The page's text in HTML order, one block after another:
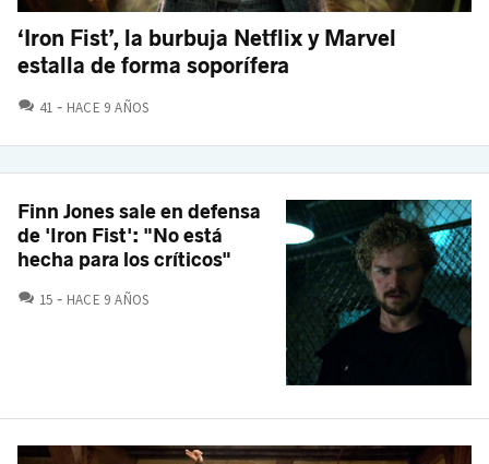
‘Iron Fist’, la burbuja Netflix y Marvel
estalla de forma soporífera
41 COMENTARIOS
HACE 9 AÑOS
Finn Jones sale en defensa
de 'Iron Fist': "No está
hecha para los críticos"
15 COMENTARIOS
HACE 9 AÑOS